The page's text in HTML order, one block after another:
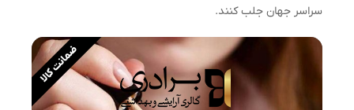
سراسر جهان جلب کنند.
ضمانت کالا